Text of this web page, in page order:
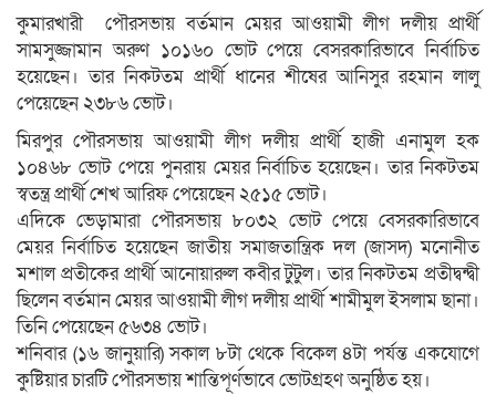
কুমারখারী পৌরসভায় বর্তমান মেয়র আওয়ামী লীগ দলীয় প্রার্থী
সামসুজ্জামান অরুণ ১০১৬০ ভোট পেয়ে বেসরকারিভাবে নির্বাচিত
হয়েছেন। তার নিকটতম প্রার্থী ধানের শীষের আনিসুর রহমান লালু
পেয়েছেন ২৩৮৬ ভোট।
মিরপুর পৌরসভায় আওয়ামী লীগ দলীয় প্রার্থী হাজী এনামুল হক
১০৪৬৮ ভোট পেয়ে পুনরায় মেয়র নির্বাচিত হয়েছেন। তার নিকটতম
স্বতন্ত্র প্রার্থী শেখ আরিফ পেয়েছেন ২৫১৫ ভোট।
এদিকে ভেড়ামারা পৌরসভায় ৮০৩২ ভোট পেয়ে বেসরকারিভাবে
মেয়র নির্বাচিত হয়েছেন জাতীয় সমাজতান্ত্রিক দল (জাসদ) মনোনীত
মশাল প্রতীকের প্রার্থী আনোয়ারুল কবীর টুটুল। তার নিকটতম প্রতীদ্বন্দ্বী
ছিলেন বর্তমান মেয়র আওয়ামী লীগ দলীয় প্রার্থী শামীমুল ইসলাম ছানা।
তিনি পেয়েছেন ৫৬৩৪ ভোট।
শনিবার (১৬ জানুয়ারি) সকাল ৮টা থেকে বিকেল ৪টা পর্যন্ত একযোগে
কুষ্টিয়ার চারটি পৌরসভায় শান্তিপূর্ণভাবে ভোটগ্রহণ অনুষ্ঠিত হয়।